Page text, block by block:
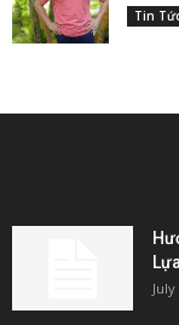
Tin